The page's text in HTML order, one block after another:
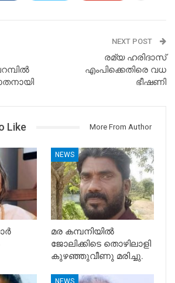
NEXT POST
രമ്യ ഹരിദാസ്
എംപിക്കെതിരെ വധ
ഭീഷണി
Like More From Author
NEWS
മര കമ്പനിയിൽ
ജോലിക്കിടെ തൊഴിലാളി
കുഴഞ്ഞുവീണു മരിച്ചു.
NEWS